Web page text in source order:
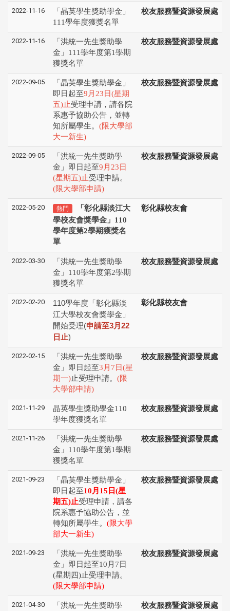
2022-11-16
「晶英學生獎助學金」
111學年度獲獎名單
校友服務暨資源發展處
2022-11-16
「洪統一先生獎助學
金」111學年度第1學期
獲獎名單
校友服務暨資源發展處
2022-09-05
「晶英學生獎助學金」
即日起至9月23日(星期
五)止受理申請，請各院
系惠予協助公告，並轉
知所屬學生。 (限大學部
大一新生)
校友服務暨資源發展處
2022-09-05
「洪統一先生獎助學
金」即日起至9月23日
(星期五)止受理申請。
(限大學部申請)
校友服務暨資源發展處
2022-05-20 熱門
「彰化縣淡江大
學校友會獎學金」110
學年度第2學期獲獎名
單
彰化縣校友會
2022-03-30
「洪統一先生獎助學
金」110學年度第2學期
獲獎名單
校友服務暨資源發展處
2022-02-20 110學年度「彰化縣淡
江⼤學校友會獎學⾦」
開始受理(申請⾄3⽉ 22
⽇⽌)
彰化縣校友會
2022-02-15
「洪統一先生獎助學
金」即日起至3月7日(星
期一)止受理申請。 (限
大學部申請)
校友服務暨資源發展處
2021-11-29
晶英學生獎助學金110
學年度獲獎名單
校友服務暨資源發展處
2021-11-26
「洪統一先生獎助學
金」110學年度第1學期
獲獎名單
校友服務暨資源發展處
2021-09-23
「晶英學生獎助學金」
即日起至10月15日(星
期五)止受理申請，請各
院系惠予協助公告，並
轉知所屬學生。 (限大學
部大一新生)
校友服務暨資源發展處
2021-09-23
「洪統一先生獎助學
金」即日起至10月7日
(星期四)止受理申請。
(限大學部申請)
校友服務暨資源發展處
2021-04-30
「洪統一先生獎助學
校友服務暨資源發展處